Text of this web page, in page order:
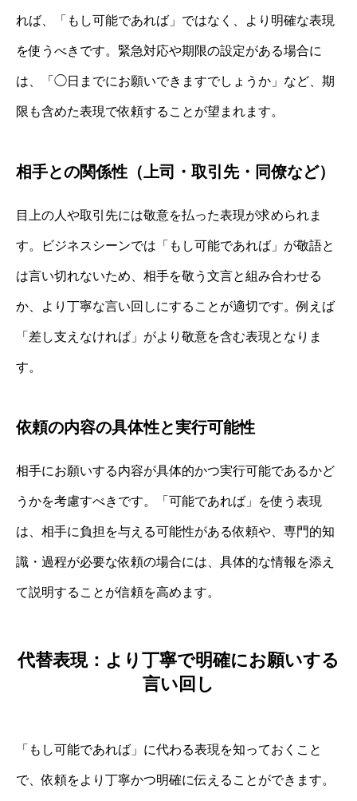
れば、「もし可能であれば」ではなく、より明確な表現
を使うべきです。緊急対応や期限の設定がある場合に
は、「◯日までにお願いできますでしょうか」など、期
限も含めた表現で依頼することが望まれます。
相手との関係性（上司・取引先・同僚など）
目上の人や取引先には敬意を払った表現が求められま
す。ビジネスシーンでは「もし可能であれば」が敬語と
は言い切れないため、相手を敬う文言と組み合わせる
か、より丁寧な言い回しにすることが適切です。例えば
「差し支えなければ」がより敬意を含む表現となりま
す。
依頼の内容の具体性と実行可能性
相手にお願いする内容が具体的かつ実行可能であるかど
うかを考慮すべきです。「可能であれば」を使う表現
は、相手に負担を与える可能性がある依頼や、専門的知
識・過程が必要な依頼の場合には、具体的な情報を添え
て説明することが信頼を高めます。
代替表現：より丁寧で明確にお願いする
言い回し
「もし可能であれば」に代わる表現を知っておくこと
で、依頼をより丁寧かつ明確に伝えることができます。